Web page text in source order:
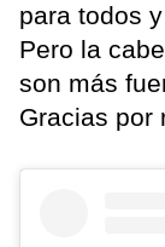
para todos
Pero la
son más
Gracias por